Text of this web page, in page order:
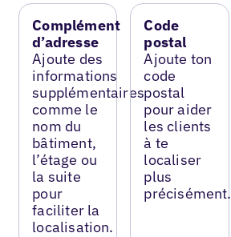
Complément
d’adresse
Ajoute des
informations
supplémentaires
comme le
nom du
bâtiment,
l’étage ou
la suite
pour
faciliter la
localisation.
Code
postal
Ajoute ton
code
postal
pour aider
les clients
à te
localiser
plus
précisément.